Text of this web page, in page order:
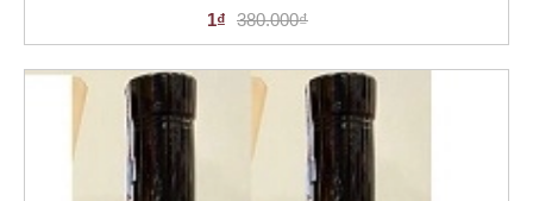
1₫ 380.000₫